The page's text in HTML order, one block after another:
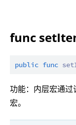
func
public func
功能：内层宏通过
宏。